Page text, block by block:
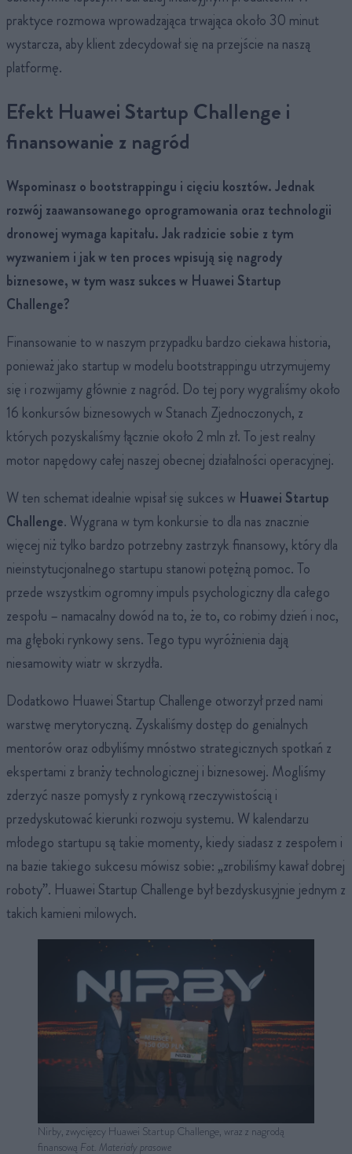
praktyce rozmowa wprowadzająca trwająca około 30 minut
wystarcza, aby klient zdecydował się na przejście na naszą
platformę.
Efekt Huawei Startup Challenge i
finansowanie z nagród
Wspominasz o bootstrappingu i cięciu kosztów. Jednak
rozwój zaawansowanego oprogramowania oraz technologii
dronowej wymaga kapitału. Jak radzicie sobie z tym
wyzwaniem i jak w ten proces wpisują się nagrody
biznesowe, w tym wasz sukces w Huawei Startup
Challenge?
Finansowanie to w naszym przypadku bardzo ciekawa historia,
ponieważ jako startup w modelu bootstrappingu utrzymujemy
się i rozwijamy głównie z nagród. Do tej pory wygraliśmy około
16 konkursów biznesowych w Stanach Zjednoczonych, z
których pozyskaliśmy łącznie około 2 mln zł. To jest realny
motor napędowy całej naszej obecnej działalności operacyjnej.
W ten schemat idealnie wpisał się sukces w Huawei Startup
Challenge. Wygrana w tym konkursie to dla nas znacznie
więcej niż tylko bardzo potrzebny zastrzyk finansowy, który dla
nieinstytucjonalnego startupu stanowi potężną pomoc. To
przede wszystkim ogromny impuls psychologiczny dla całego
zespołu – namacalny dowód na to, że to, co robimy dzień i noc,
ma głęboki rynkowy sens. Tego typu wyróżnienia dają
niesamowity wiatr w skrzydła.
Dodatkowo Huawei Startup Challenge otworzył przed nami
warstwę merytoryczną. Zyskaliśmy dostęp do genialnych
mentorów oraz odbyliśmy mnóstwo strategicznych spotkań z
ekspertami z branży technologicznej i biznesowej. Mogliśmy
zderzyć nasze pomysły z rynkową rzeczywistością i
przedyskutować kierunki rozwoju systemu. W kalendarzu
młodego startupu są takie momenty, kiedy siadasz z zespołem i
na bazie takiego sukcesu mówisz sobie: „zrobiliśmy kawał dobrej
roboty”. Huawei Startup Challenge był bezdyskusyjnie jednym z
takich kamieni milowych.
Nirby, zwycięzcy Huawei Startup Challenge, wraz z nagrodą
finansową Fot. Materiały prasowe